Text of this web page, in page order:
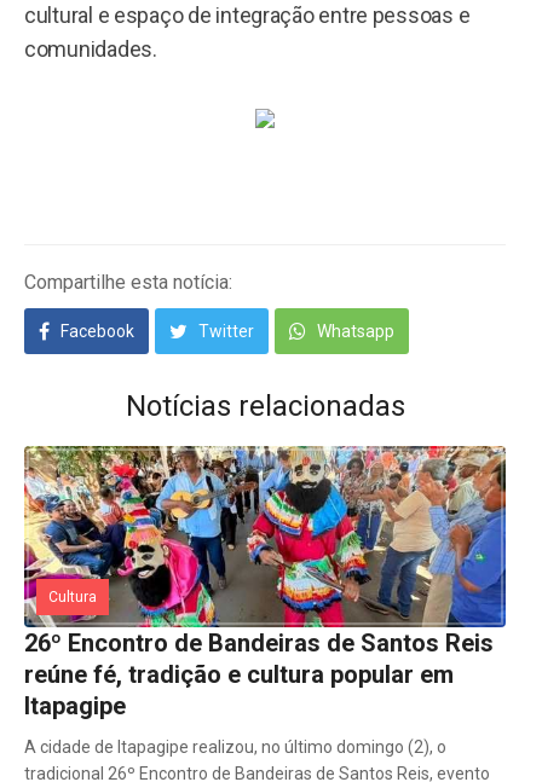
cultural e espaço de integração entre pessoas e
comunidades.
Compartilhe esta notícia:
Facebook Twitter Whatsapp
Notícias relacionadas
Cultura
26º Encontro de Bandeiras de Santos Reis
reúne fé, tradição e cultura popular em
Itapagipe
A cidade de Itapagipe realizou, no último domingo (2), o
tradicional 26º Encontro de Bandeiras de Santos Reis, evento